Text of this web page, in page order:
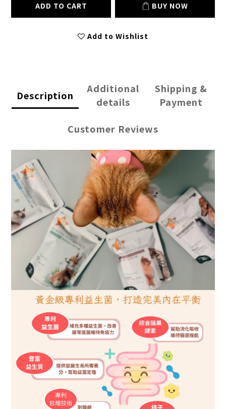
ADD TO CART BUY NOW
Add to Wishlist
Description
Additional
details
Shipping &
Payment
Customer Reviews